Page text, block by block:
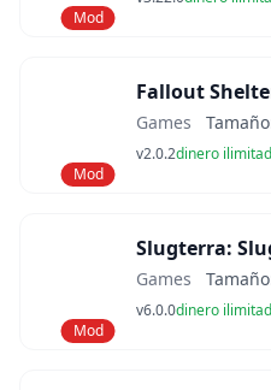
Mod
Mod
Fallout
Games
v2.0.2dinero
Mod
Games
v6.0.0dinero